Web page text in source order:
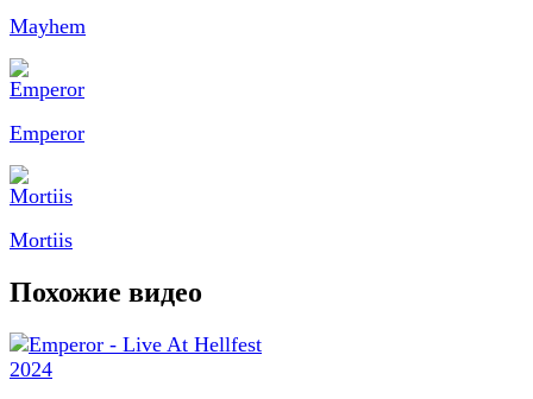
Mayhem
Emperor
Mortiis
Похожие видео